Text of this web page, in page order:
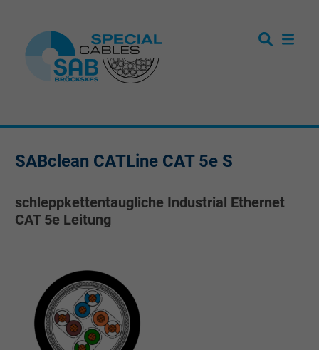
SABclean CATLine CAT 5e S
schleppkettentaugliche Industrial Ethernet
CAT 5e Leitung